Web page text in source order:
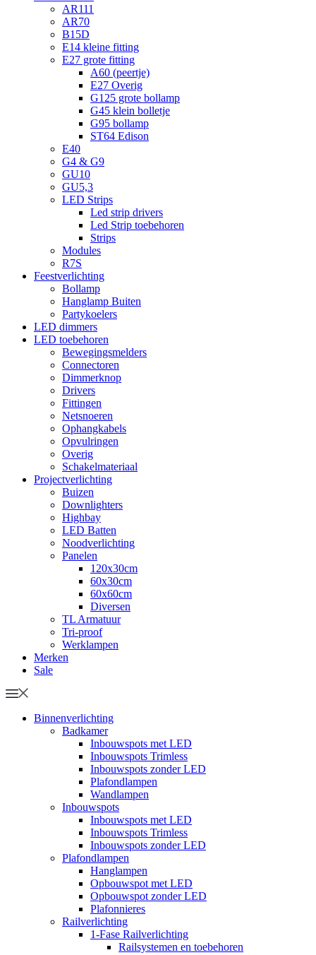
AR111
AR70
B15D
E14 kleine fitting
E27 grote fitting
A60 (peertje)
E27 Overig
G125 grote bollamp
G45 klein bolletje
G95 bollamp
ST64 Edison
E40
G4 & G9
GU10
GU5,3
LED Strips
Led strip drivers
Led Strip toebehoren
Strips
Modules
R7S
Feestverlichting
Bollamp
Hanglamp Buiten
Partykoelers
LED dimmers
LED toebehoren
Bewegingsmelders
Connectoren
Dimmerknop
Drivers
Fittingen
Netsnoeren
Ophangkabels
Opvulringen
Overig
Schakelmateriaal
Projectverlichting
Buizen
Downlighters
Highbay
LED Batten
Noodverlichting
Panelen
120x30cm
60x30cm
60x60cm
Diversen
TL Armatuur
Tri-proof
Werklampen
Merken
Sale
Binnenverlichting
Badkamer
Inbouwspots met LED
Inbouwspots Trimless
Inbouwspots zonder LED
Plafondlampen
Wandlampen
Inbouwspots
Inbouwspots met LED
Inbouwspots Trimless
Inbouwspots zonder LED
Plafondlampen
Hanglampen
Opbouwspot met LED
Opbouwspot zonder LED
Plafonnieres
Railverlichting
1-Fase Railverlichting
Railsystemen en toebehoren